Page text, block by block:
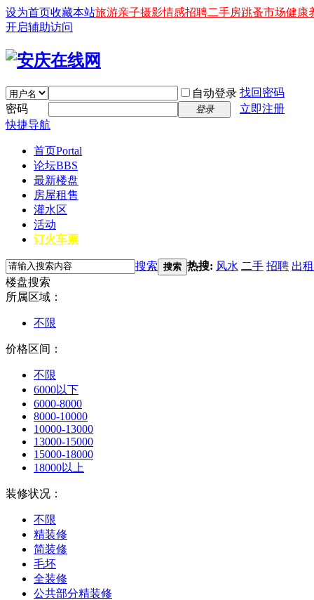
设为首页收藏本站旅游亲子摄影情感招聘二手房跳蚤市场健康
开启辅助访问
自动登录 找回密码
密码
登录
立即注册
快捷导航
首页Portal
论坛BBS
最新楼盘
房屋租售
灌水区
活动
订火车票
搜索 搜索 热搜: 风水 二手 招聘 出租
楼盘搜索
所属区域：
不限
价格区间：
不限
6000以下
6000-8000
8000-10000
10000-13000
13000-15000
15000-18000
18000以上
装修状况：
不限
精装修
简装修
毛坯
全装修
公共部分精装修